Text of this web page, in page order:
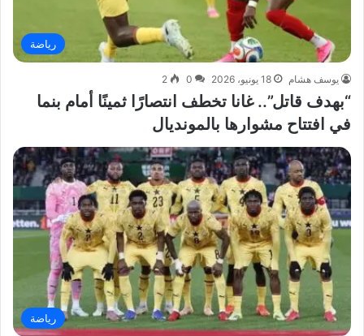
رياضة
يوسف هشام 18 يونيو، 2026 0
2
“بهدف قاتل”.. غانا تخطف انتصارًا ثمينًا أمام بنما
في افتتاح مشوارها بالمونديال
رياضة